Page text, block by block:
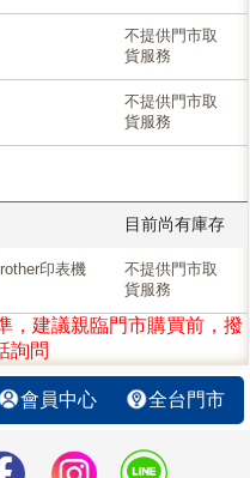
不提供門市取
貨服務
不提供門市取
貨服務
目前尚有庫存
印表機
不提供門市取
貨服務
，建議親臨門市購買前，撥
詢問
會員中心 全台門市